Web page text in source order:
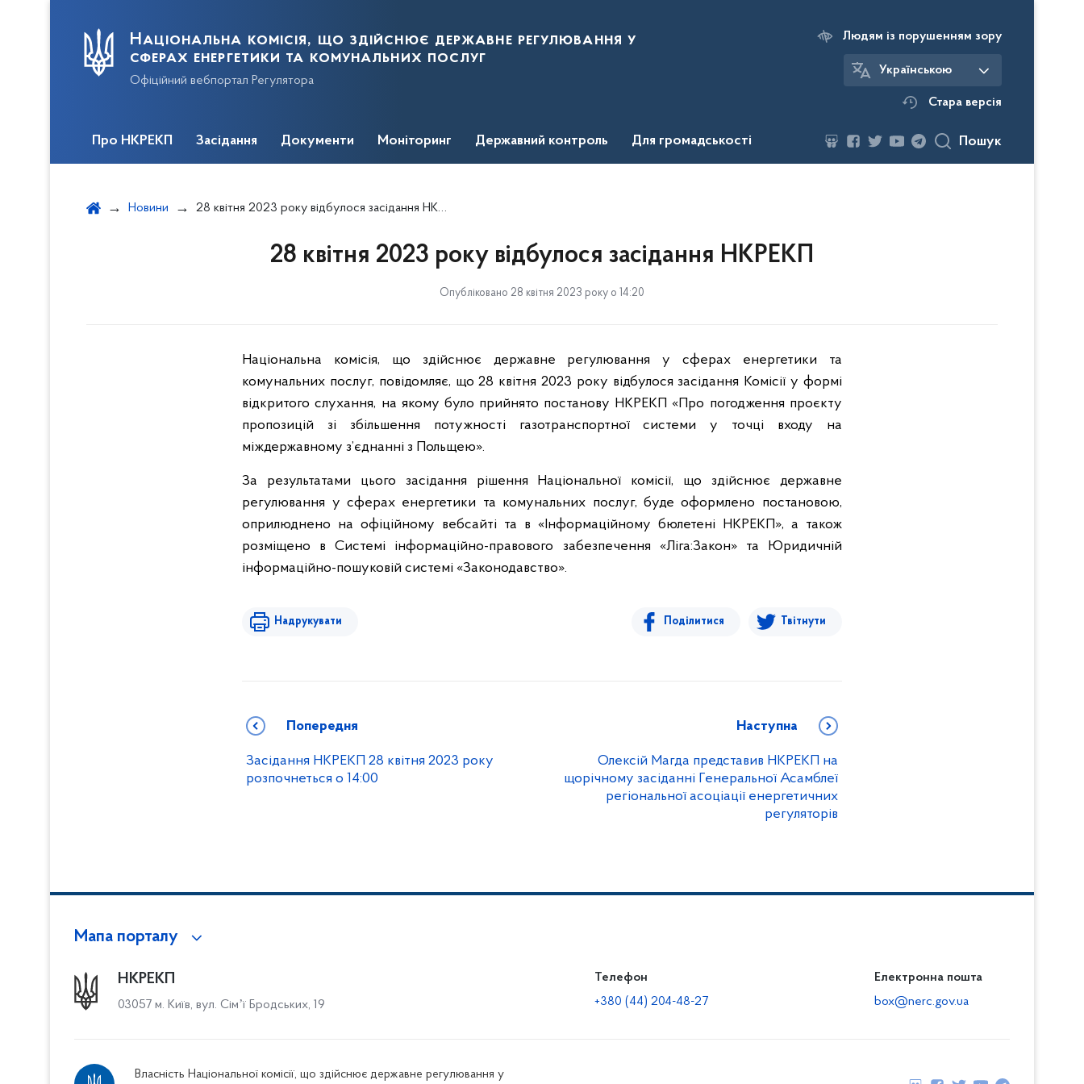
Національна комісія, що здійснює державне регулювання у
сферах енергетики та комунальних послуг
Офіційний вебпортал Регулятора
Людям із порушенням зору
Українською
Стара версія
Про НКРЕКП Засідання Документи Моніторинг Державний контроль Для громадськості Пошук
Новини 28 квітня 2023 року відбулося засідання НКРЕКП
28 квітня 2023 року відбулося засідання НКРЕКП
Опубліковано 28 квітня 2023 року о 14:20
Національна комісія, що здійснює державне регулювання у сферах енергетики та
комунальних послуг, повідомляє, що 28 квітня 2023 року відбулося засідання Комісії у формі
відкритого слухання, на якому було прийнято постанову НКРЕКП «Про погодження проєкту
пропозицій зі збільшення потужності газотранспортної системи у точці входу на
міждержавному з’єднанні з Польщею».
За результатами цього засідання рішення Національної комісії, що здійснює державне
регулювання у сферах енергетики та комунальних послуг, буде оформлено постановою,
оприлюднено на офіційному вебсайті та в «Інформаційному бюлетені НКРЕКП», а також
розміщено в Системі інформаційно-правового забезпечення «Ліга:Закон» та Юридичній
інформаційно-пошуковій системі «Законодавство».
Надрукувати Поділитися Твітнути
Попередня
Засідання НКРЕКП 28 квітня 2023 року
розпочнеться о 14:00
Наступна
Олексій Магда представив НКРЕКП на
щорічному засіданні Генеральної Асамблеї
регіональної асоціації енергетичних
регуляторів
Мапа порталу
НКРЕКП
03057 м. Київ, вул. Сімʼї Бродських, 19
Телефон
+380 (44) 204-48-27
Електронна пошта
box@nerc.gov.ua
Власність Національної комісії, що здійснює державне регулювання у